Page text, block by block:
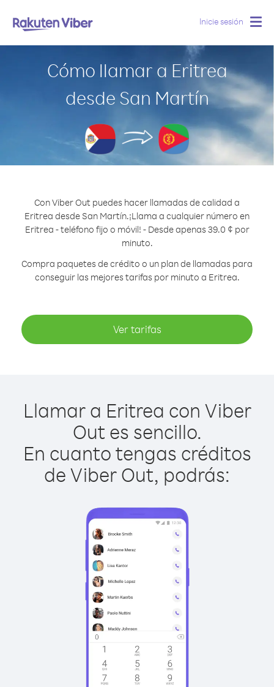
Inicie sesión
Cómo llamar a Eritrea
desde San Martín
Con Viber Out puedes hacer llamadas de calidad a
Eritrea desde San Martín.¡Llama a cualquier número en
Eritrea - teléfono fijo o móvil! - Desde apenas 39.0 ¢ por
minuto.
Compra paquetes de crédito o un plan de llamadas para
conseguir las mejores tarifas por minuto a Eritrea.
Ver tarifas
Llamar a Eritrea con Viber
Out es sencillo.
En cuanto tengas créditos
de Viber Out, podrás: